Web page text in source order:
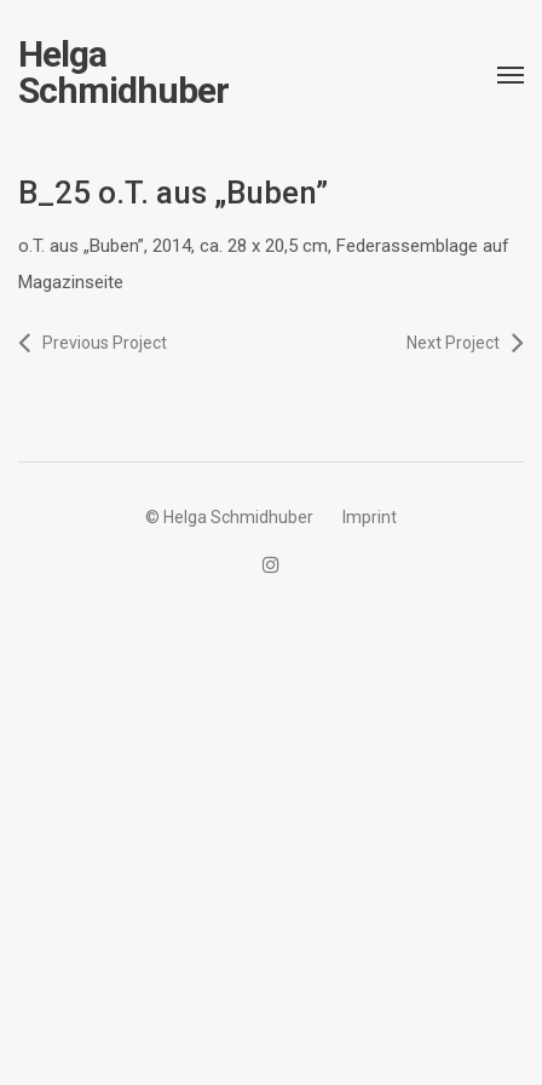
Helga
Schmidhuber
B_25 o.T. aus „Buben”
o.T. aus „Buben”, 2014, ca. 28 x 20,5 cm, Federassemblage auf
Magazinseite
Previous Project Next Project
© Helga Schmidhuber Imprint